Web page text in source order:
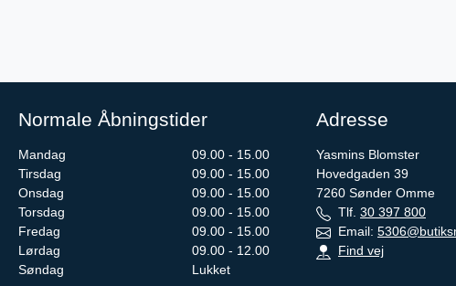
Normale Åbningstider
Mandag
09.00 - 15.00
Tirsdag
09.00 - 15.00
Onsdag
09.00 - 15.00
Torsdag
09.00 - 15.00
Fredag
09.00 - 15.00
Lørdag
09.00 - 12.00
Søndag
Lukket
Adresse
Yasmins Blomster
Hovedgaden 39
7260 Sønder Omme
Tlf. 30 397 800
Email:
Find vej